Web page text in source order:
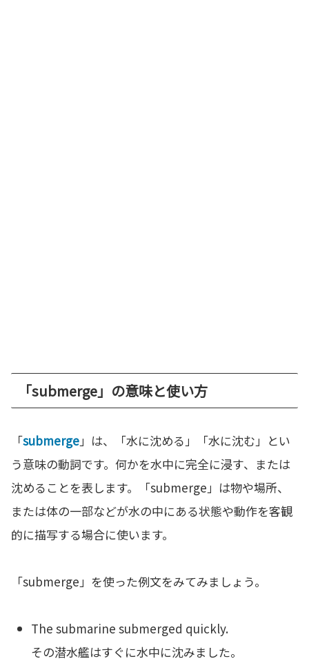
「submerge」の意味と使い方
「submerge」は、「水に沈める」「水に沈む」とい
う意味の動詞です。何かを水中に完全に浸す、または
沈めることを表します。「submerge」は物や場所、
または体の一部などが水の中にある状態や動作を客観
的に描写する場合に使います。
「submerge」を使った例文をみてみましょう。
The submarine submerged quickly.
その潜水艦はすぐに水中に沈みました。